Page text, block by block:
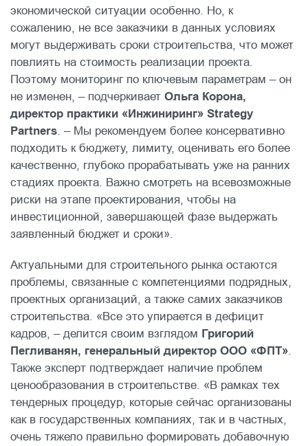
экономической ситуации особенно. Но, к
сожалению, не все заказчики в данных условиях
могут выдерживать сроки строительства, что может
повлиять на стоимость реализации проекта.
Поэтому мониторинг по ключевым параметрам – он
не изменен, – подчеркивает Ольга Корона,
директор практики «Инжиниринг» Strategy
Partners . – Мы рекомендуем более консервативно
подходить к бюджету, лимиту, оценивать его более
качественно, глубоко прорабатывать уже на ранних
стадиях проекта. Важно смотреть на всевозможные
риски на этапе проектирования, чтобы на
инвестиционной, завершающей фазе выдержать
заявленный бюджет и сроки».
Актуальными для строительного рынка остаются
проблемы, связанные с компетенциями подрядных,
проектных организаций, а также самих заказчиков
строительства. «Все это упирается в дефицит
кадров, – делится своим взглядом Григорий
Пегливанян, генеральный директор ООО «ФПТ»
Также эксперт подтверждает наличие проблем
ценообразования в строительстве. «В рамках тех
тендерных процедур, которые сейчас организованы
как в государственных компаниях, так и в частных,
очень тяжело правильно формировать добавочную